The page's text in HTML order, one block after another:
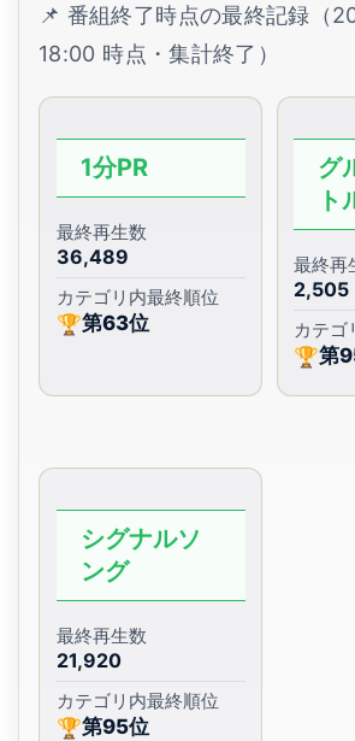
📌 番組終了時点の最終記録（
18:00 時点・集計終了）
1分PR
最終再生数
36,489
カテゴリ内最終順位
🏆第63位
グ
ト
最終再
2,505
カテゴ
🏆第
シグナルソ
ング
最終再生数
21,920
カテゴリ内最終順位
🏆第95位